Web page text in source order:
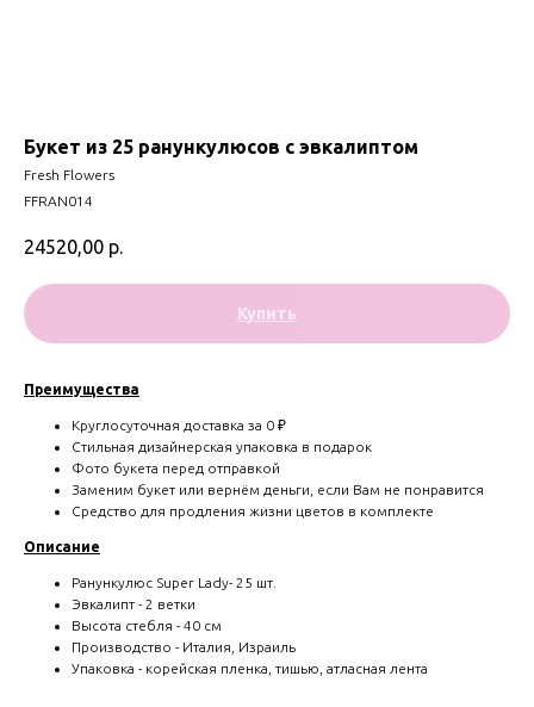
Букет из 25 ранункулюсов с эвкалиптом
Fresh Flowers
FFRAN014
24520,00 р.
Купить
Преимущества
Круглосуточная доставка за 0 ₽
Стильная дизайнерская упаковка в подарок
Фото букета перед отправкой
Заменим букет или вернём деньги, если Вам не понравится
Средство для продления жизни цветов в комплекте
Описание
Ранункулюс Super Lady- 25 шт.
Эвкалипт - 2 ветки
Высота стебля - 40 см
Производство - Италия, Израиль
Упаковка - корейская пленка, тишью, атласная лента